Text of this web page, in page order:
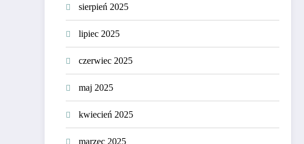
sierpień 2025
lipiec 2025
czerwiec 2025
maj 2025
kwiecień 2025
marzec 2025